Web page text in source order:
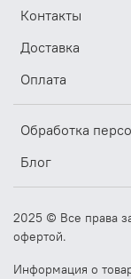
Контакты
Доставка
Оплата
Обработка
Блог
2025 © Все права
офертой.
Информация о